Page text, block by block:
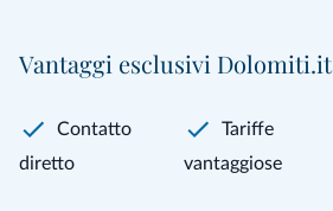
Vantaggi esclusivi Dolomiti.it
Contatto
diretto
Tariffe
vantaggiose